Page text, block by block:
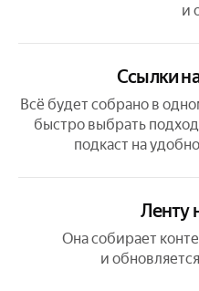
и
Ссылки
Всё будет собрано в
быстро выбрать
подкаст на
Ленту
Она собирает
и